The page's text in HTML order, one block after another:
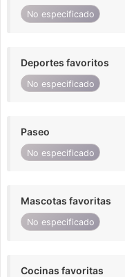
No especificado
Deportes favoritos
No especificado
Paseo
No especificado
Mascotas favoritas
No especificado
Cocinas favoritas